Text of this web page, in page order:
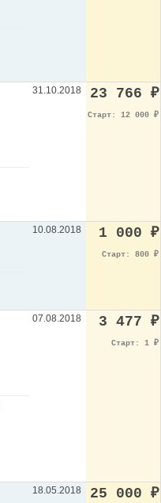
31.10.2018 23 766 ₽
Старт: 12 000 ₽
10.08.2018 1 000 ₽
Старт: 800 ₽
07.08.2018 3 477 ₽
Старт: 1 ₽
18.05.2018 25 000 ₽